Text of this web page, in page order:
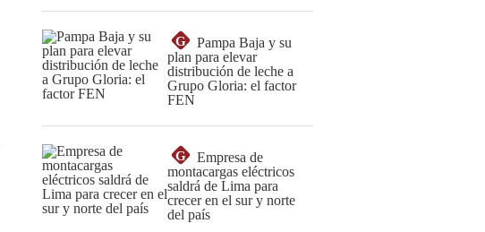
G
Pampa Baja y su
plan para elevar
distribución de leche a
Grupo Gloria: el factor
FEN
G
Empresa de
montacargas eléctricos
saldrá de Lima para
crecer en el sur y norte
del país